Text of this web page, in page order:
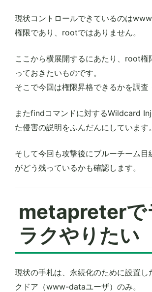
現状コントロールできているのは
権限であり、rootではありません。
ここから横展開するにあたり、root権
っておきたいものです。
そこで今回は権限昇格できるかを調査
またfindコマンドに対するWildcard
た侵害の説明をふんだんにしています。
そして今回も攻撃後にブルーチーム目
がどう残っているかも確認します。
metapreterで
ラクやりたい
現状の手札は、永続化のために設置し
クドア（www-dataユーザ）のみ。